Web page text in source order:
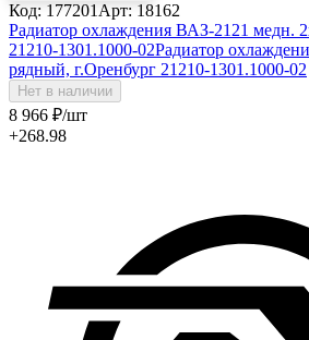
Код: 177201 Арт: 18162
Радиатор охлаждения ВАЗ-2121 медн.
21210-1301.1000-02Радиатор
рядный, г.Оренбург 21210-1301.1000-02
Нет в наличии
8 966 ₽/шт
+268.98